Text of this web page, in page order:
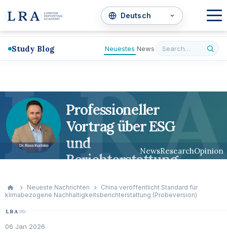
Study Blog Neuestes News
Professioneller
Vortrag über ESG
und
Berichterstattung
NewsResearchOpinion
LRA
Neueste Nachrichten
China veröffentlicht Standard für
klimabezogene Nachhaltigkeitsberichterstattung (Probeversion)
06 Jan 2026